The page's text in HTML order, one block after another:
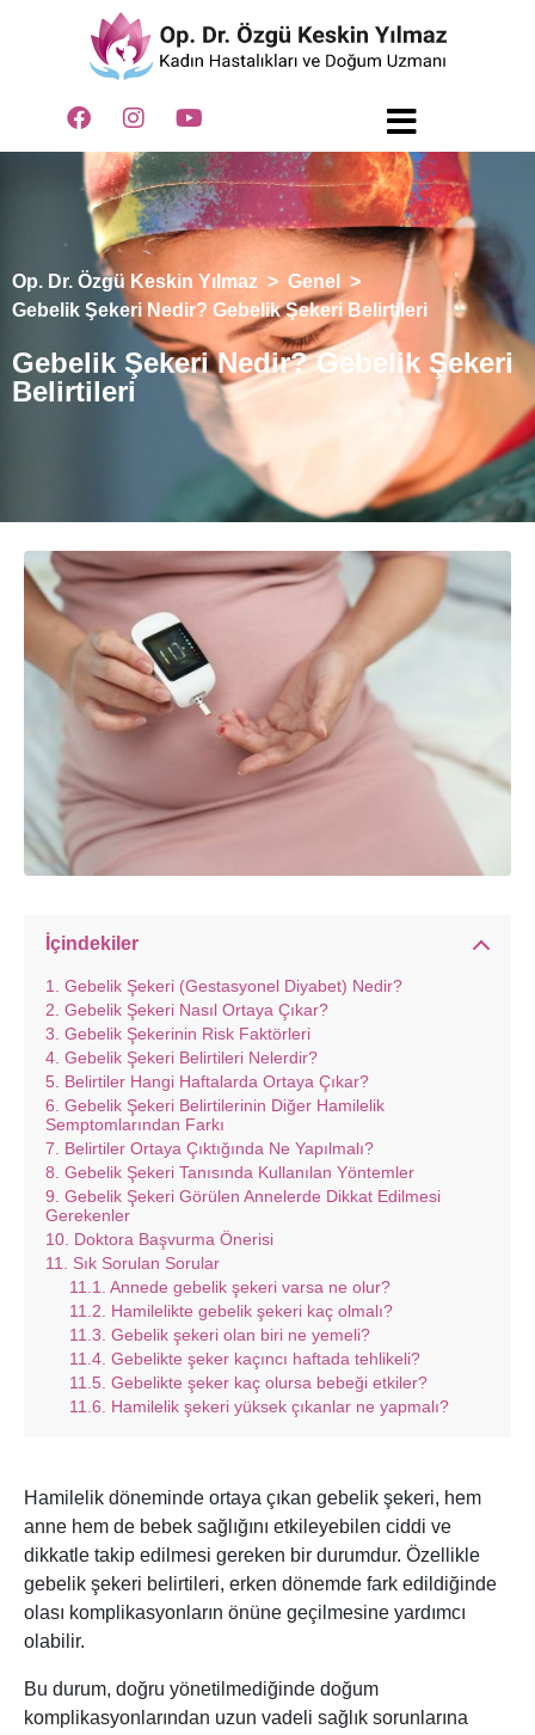
Op. Dr. Özgü Keskin Yılmaz > Genel
>
Gebelik Şekeri Nedir? Gebelik Şekeri Belirtileri
Gebelik Şekeri Nedir? Gebelik Şekeri
Belirtileri
İçindekiler
Gebelik Şekeri (Gestasyonel Diyabet) Nedir?
Gebelik Şekeri Nasıl Ortaya Çıkar?
Gebelik Şekerinin Risk Faktörleri
Gebelik Şekeri Belirtileri Nelerdir?
Belirtiler Hangi Haftalarda Ortaya Çıkar?
Gebelik Şekeri Belirtilerinin Diğer Hamilelik
Semptomlarından Farkı
Belirtiler Ortaya Çıktığında Ne Yapılmalı?
Gebelik Şekeri Tanısında Kullanılan Yöntemler
Gebelik Şekeri Görülen Annelerde Dikkat Edilmesi
Gerekenler
Doktora Başvurma Önerisi
Sık Sorulan Sorular
Annede gebelik şekeri varsa ne olur?
Hamilelikte gebelik şekeri kaç olmalı?
Gebelik şekeri olan biri ne yemeli?
Gebelikte şeker kaçıncı haftada tehlikeli?
Gebelikte şeker kaç olursa bebeği etkiler?
Hamilelik şekeri yüksek çıkanlar ne yapmalı?
Hamilelik döneminde ortaya çıkan gebelik şekeri, hem
anne hem de bebek sağlığını etkileyebilen ciddi ve
dikkatle takip edilmesi gereken bir durumdur. Özellikle
gebelik şekeri belirtileri, erken dönemde fark edildiğinde
olası komplikasyonların önüne geçilmesine yardımcı
olabilir.
Bu durum, doğru yönetilmediğinde doğum
komplikasyonlarından uzun vadeli sağlık sorunlarına